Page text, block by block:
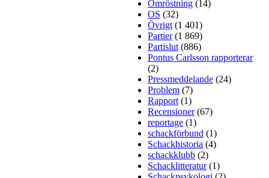
Omröstning (14)
OS (32)
Övrigt (1 401)
Partier(1 869)
Partislut (886)
Pontus Carlsson rapporterar
(2)
Pressmeddelande (24)
Problem (7)
Rapport (1)
Recensioner(67)
reportage (1)
schackförbund (1)
Schackhistoria (4)
schackklubb (2)
Schacklitteratur(1)